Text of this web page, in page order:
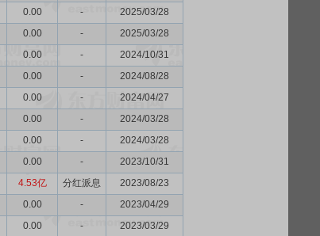
0.00 -
2025/03/28
0.00 -
2025/03/28
0.00 -
2024/10/31
0.00 -
2024/08/28
0.00 -
2024/04/27
0.00 -
2024/03/28
0.00 -
2024/03/28
0.00 -
2023/10/31
4.53亿 分红派息
2023/08/23
0.00 -
2023/04/29
0.00 -
2023/03/29